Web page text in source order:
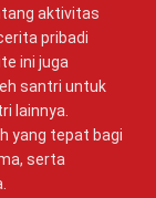
aktivitas
pribadi
ini juga
santri untuk
lainnya.
yang tepat bagi
serta